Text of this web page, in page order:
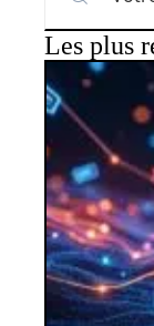
Les plus